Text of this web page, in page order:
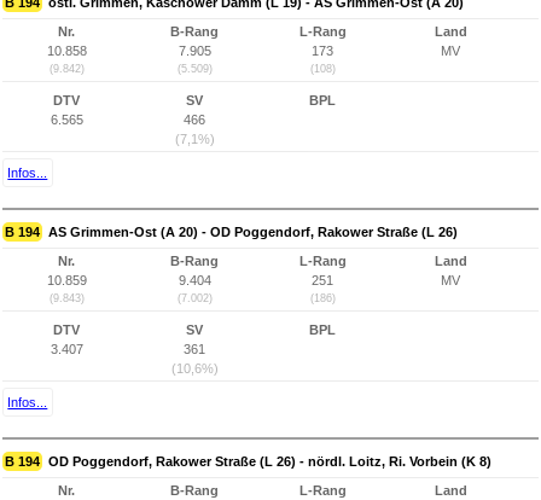
Nr.
10.858
(9.842)
B-Rang
7.905
(5.509)
L-Rang
173
(108)
Land
MV
DTV
6.565
SV
466
(7,1%)
BPL
Infos...
B 194 AS Grimmen-Ost (A 20) - OD Poggendorf, Rakower Straße (L 26)
Nr.
10.859
(9.843)
B-Rang
9.404
(7.002)
L-Rang
251
(186)
Land
MV
DTV
3.407
SV
361
(10,6%)
BPL
Infos...
B 194 OD Poggendorf, Rakower Straße (L 26) - nördl. Loitz, Ri. Vorbein (K 8)
Nr.
B-Rang
L-Rang
Land